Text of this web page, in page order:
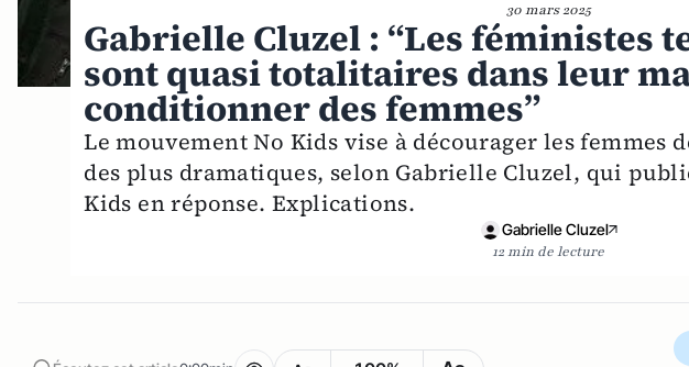
30 mars 2025
Gabrielle Cluzel : “Les féministes
sont quasi totalitaires dans leur
conditionner des femmes”
Le mouvement No Kids vise à décourager les femmes
des plus dramatiques, selon Gabrielle Cluzel, qui
Kids en réponse. Explications.
Gabrielle Cluzel
12 min de lecture